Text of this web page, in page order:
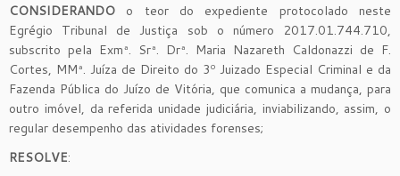
CONSIDERANDO o teor do expediente protocolado neste
Egrégio Tribunal de Justiça sob o número 2017.01.744.710,
subscrito pela Exmª. Srª. Drª. Maria Nazareth Caldonazzi de F.
Cortes, MMª. Juíza de Direito do 3º Juizado Especial Criminal e da
Fazenda Pública do Juízo de Vitória, que comunica a mudança, para
outro imóvel, da referida unidade judiciária, inviabilizando, assim, o
regular desempenho das atividades forenses;
RESOLVE: